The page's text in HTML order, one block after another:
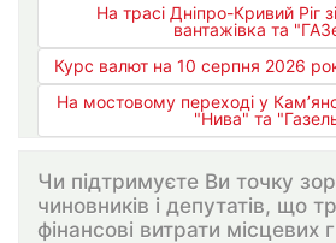
На трасі Дніпро-Кривий Ріг
вантажівка та
Курс валют на 10 серпня 2026
На мостовому переході у
"Нива" та
Чи підтримуєте Ви точку
чиновників і депутатів, що
фінансові витрати місцевих